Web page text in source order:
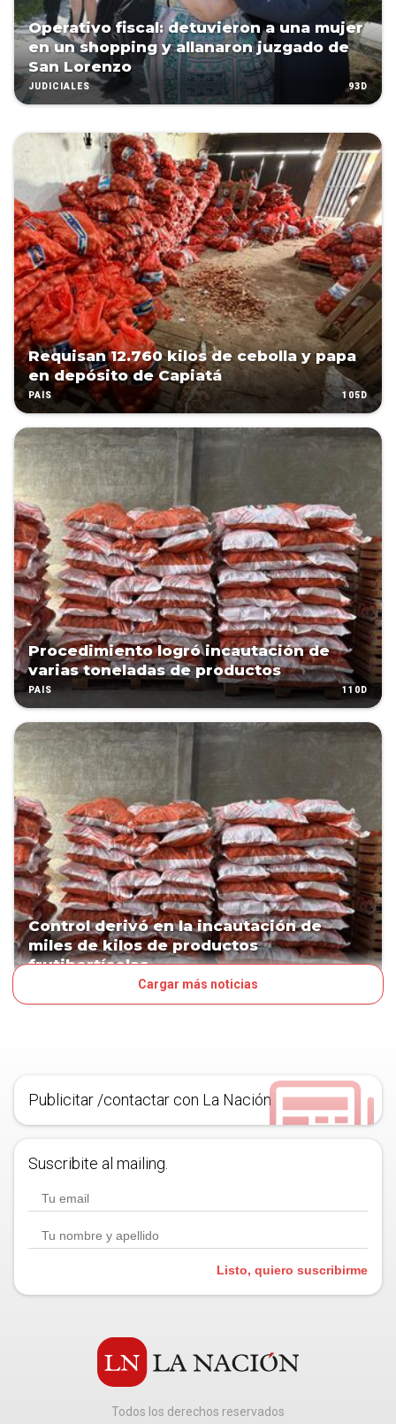
Operativo fiscal: detuvieron a una mujer
en un shopping y allanaron juzgado de
San Lorenzo
JUDICIALES 93D
Requisan 12.760 kilos de cebolla y papa
en depósito de Capiatá
PAÍS 105D
Procedimiento logró incautación de
varias toneladas de productos
PAÍS 110D
Control derivó en la incautación de
miles de kilos de productos
frutihortícolas
Cargar más noticias
Publicitar /contactar con La Nación
Suscribite al mailing.
Listo, quiero suscribirme
Todos los derechos reservados